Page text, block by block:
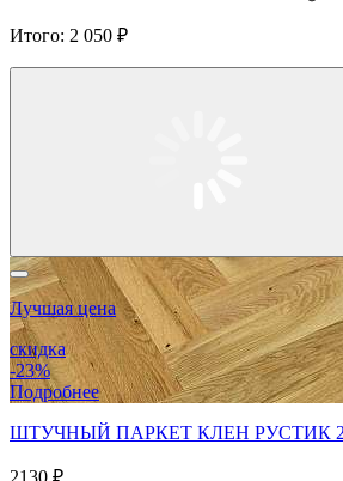
Итого: 2 050 ₽
Лучшая цена
скидка
-23%
Подробнее
ШТУЧНЫЙ ПАРКЕТ КЛЕН РУСТИК
2130 ₽